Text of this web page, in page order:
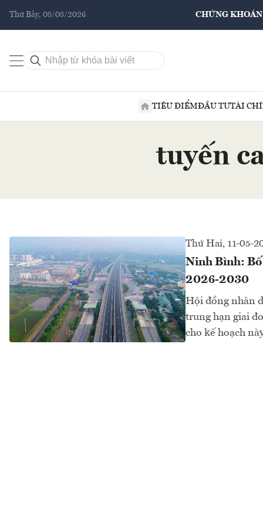
Thứ Bảy, 08/08/2026 CHỨNG KHOÁN
TIÊU ĐIỂMĐẦU TƯTÀI
tuyến
Thứ Hai, 11-05-
Ninh Bình:
2026-2030
Hội đồng nhân
trung hạn giai
cho kế hoạch